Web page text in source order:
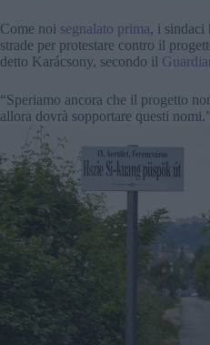
Come noi segnalato prima, i sindaci
strade per protestare contro il
detto Karácsony, secondo il
“Speriamo ancora che il progetto
allora dovrà sopportare questi nomi.”